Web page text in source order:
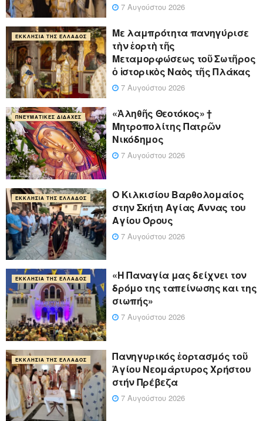
7 Αυγούστου 2026
ΕΚΚΛΗΣΊΑ ΤΗΣ ΕΛΛΆΔΟΣ
Με λαμπρότητα πανηγύρισε
τὴν ἑορτὴ τῆς
Μεταμορφώσεως τοῦ Σωτῆρος
ὁ ἱστορικὸς Ναὸς τῆς Πλάκας
7 Αυγούστου 2026
ΠΝΕΥΜΑΤΙΚΈΣ ΔΙΔΑΧΈΣ
«Ἀληθῆς Θεοτόκος» †
Μητροπολίτης Πατρῶν
Νικόδημος
7 Αυγούστου 2026
ΕΚΚΛΗΣΊΑ ΤΗΣ ΕΛΛΆΔΟΣ
Ο Κιλκισίου Βαρθολομαίος
στην Σκήτη Αγίας Άννας του
Αγίου Όρους
7 Αυγούστου 2026
ΕΚΚΛΗΣΊΑ ΤΗΣ ΕΛΛΆΔΟΣ
«Η Παναγία μας δείχνει τον
δρόμο της ταπείνωσης και της
σιωπής»
7 Αυγούστου 2026
ΕΚΚΛΗΣΊΑ ΤΗΣ ΕΛΛΆΔΟΣ
Πανηγυρικός ἑορτασμός τοῦ
Ἁγίου Νεομάρτυρος Χρήστου
στήν Πρέβεζα
7 Αυγούστου 2026